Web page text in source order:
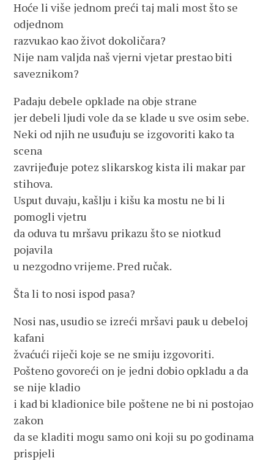
Hoće li više jednom preći taj mali most što se
odjednom
razvukao kao život dokoličara?
Nije nam valjda naš vjerni vjetar prestao biti
saveznikom?
Padaju debele opklade na obje strane
jer debeli ljudi vole da se klade u sve osim sebe.
Neki od njih ne usuđuju se izgovoriti kako ta
scena
zavrijeđuje potez slikarskog kista ili makar par
stihova.
Usput duvaju, kašlju i kišu ka mostu ne bi li
pomogli vjetru
da oduva tu mršavu prikazu što se niotkud
pojavila
u nezgodno vrijeme. Pred ručak.
Šta li to nosi ispod pasa?
Nosi nas, usudio se izreći mršavi pauk u debeloj
kafani
žvaćući riječi koje se ne smiju izgovoriti.
Pošteno govoreći on je jedni dobio opkladu a da
se nije kladio
i kad bi kladionice bile poštene ne bi ni postojao
zakon
da se kladiti mogu samo oni koji su po godinama
prispjeli